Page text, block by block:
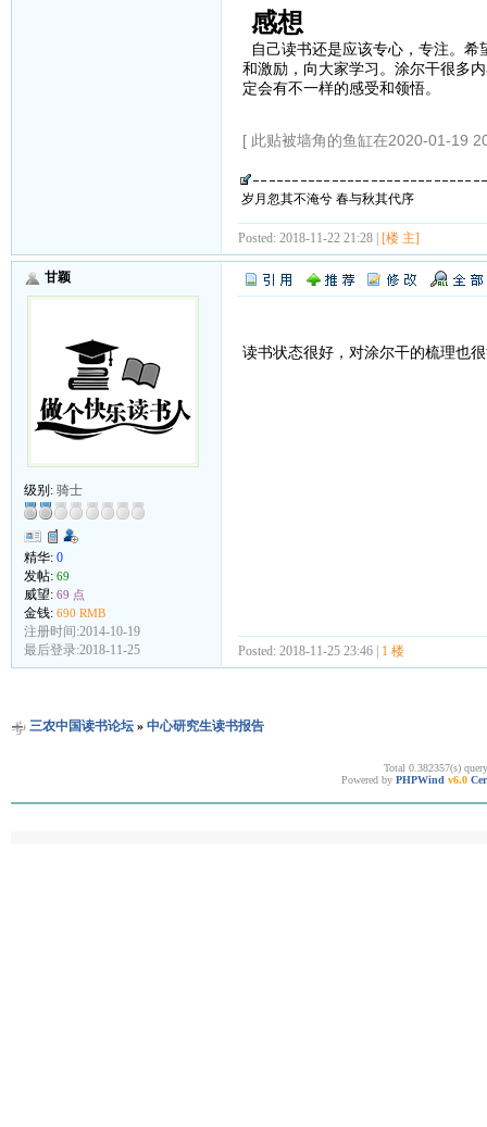
感想
自己读书还是应该专心，专注。希
和激励，向大家学习。涂尔干很多
定会有不一样的感受和领悟。
[ 此贴被墙角的鱼缸在2020-01-19
岁月忽其不淹兮 春与秋其代序
Posted: 2018-11-22 21:28 | [楼 主]
甘颖
级别: 骑士
精华: 0
发帖: 69
威望: 69 点
金钱: 690 RMB
注册时间:2014-10-19
最后登录:2018-11-25
读书状态很好，对涂尔干的梳理也
Posted: 2018-11-25 23:46 | 1 楼
三农中国读书论坛» 中心研究生读书报告
Total 0.382357(s)
Powered by PHPWind v6.0